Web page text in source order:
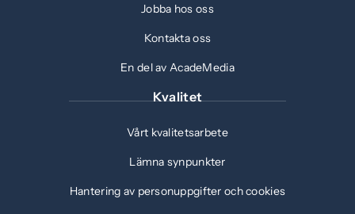
Jobba hos oss
Kontakta oss
En del av AcadeMedia
Kvalitet
Vårt kvalitetsarbete
Lämna synpunkter
Hantering av personuppgifter och cookies